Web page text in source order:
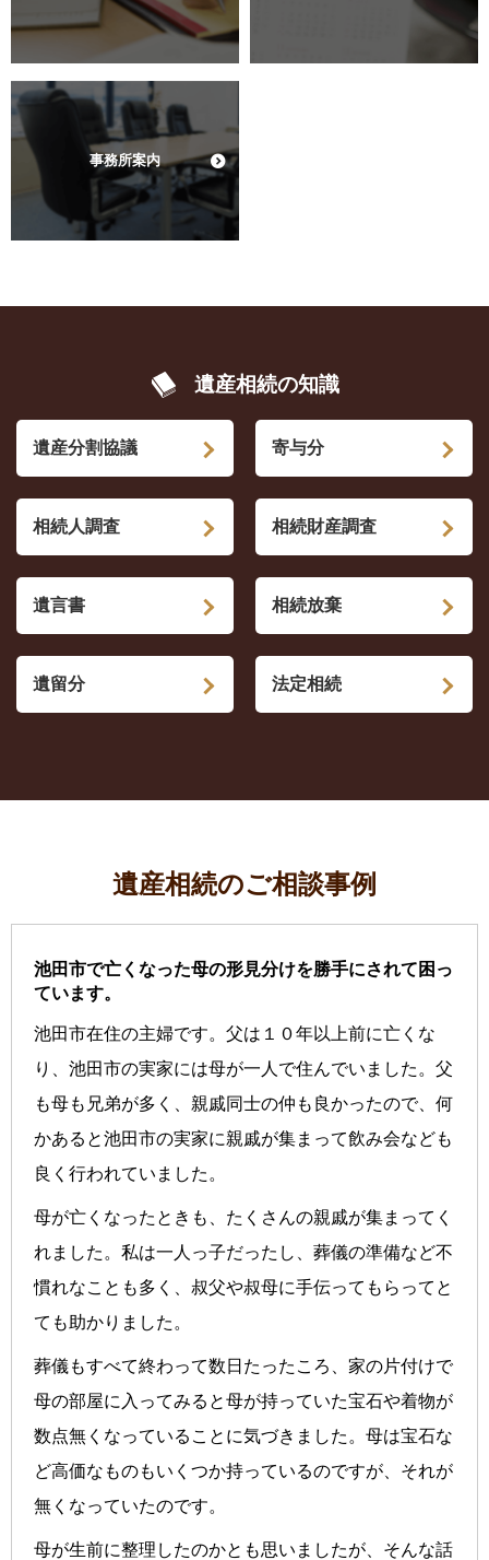
事務所案内
遺産相続の知識
遺産分割協議 寄与分
相続人調査 相続財産調査
遺言書 相続放棄
遺留分 法定相続
遺産相続のご相談事例
池田市で亡くなった母の形見分けを勝手にされて困っ
ています。
池田市在住の主婦です。父は１０年以上前に亡くな
り、池田市の実家には母が一人で住んでいました。父
も母も兄弟が多く、親戚同士の仲も良かったので、何
かあると池田市の実家に親戚が集まって飲み会なども
良く行われていました。
母が亡くなったときも、たくさんの親戚が集まってく
れました。私は一人っ子だったし、葬儀の準備など不
慣れなことも多く、叔父や叔母に手伝ってもらってと
ても助かりました。
葬儀もすべて終わって数日たったころ、家の片付けで
母の部屋に入ってみると母が持っていた宝石や着物が
数点無くなっていることに気づきました。母は宝石な
ど高価なものもいくつか持っているのですが、それが
無くなっていたのです。
母が生前に整理したのかとも思いましたが、そんな話